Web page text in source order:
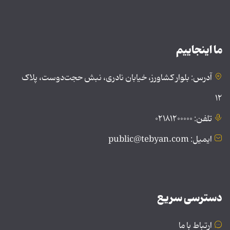
ما اینجاییم
آدرس: بلوار کشاورز، خیابان نادری، نبش حجت‌دوست، پلاک
۱۲
تلفن: ۰۲۱۸۱۲۰۰۰۰۰
ایمیل: public@tebyan.com
دسترسی سریع
ارتباط با ما